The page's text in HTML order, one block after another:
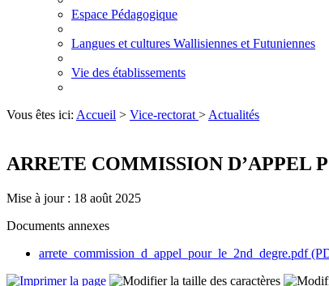
Espace Pédagogique
Langues et cultures Wallisiennes et Futuniennes
Vie des établissements
Vous êtes ici: Accueil > Vice-rectorat > Actualités
ARRETE COMMISSION D’APPEL
Mise à jour : 18 août 2025
Documents annexes
arrete_commission_d_appel_pour_le_2nd_degre.pdf